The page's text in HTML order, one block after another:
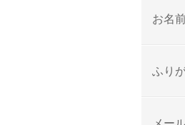
お名
ふり